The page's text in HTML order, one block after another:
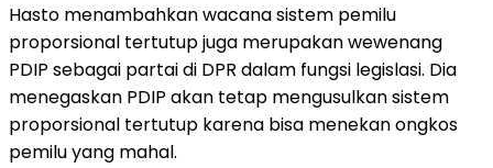
Hasto menambahkan wacana sistem pemilu
proporsional tertutup juga merupakan wewenang
PDIP sebagai partai di DPR dalam fungsi legislasi. Dia
menegaskan PDIP akan tetap mengusulkan sistem
proporsional tertutup karena bisa menekan ongkos
pemilu yang mahal.